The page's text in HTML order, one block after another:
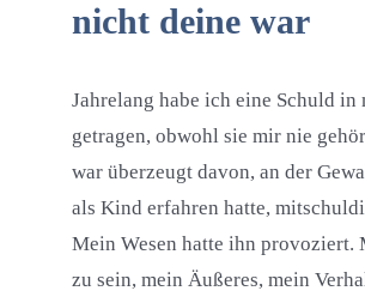
nicht deine war
Jahrelang habe ich eine Schuld in
getragen, obwohl sie mir nie
war überzeugt davon, an der
als Kind erfahren hatte,
Mein Wesen hatte ihn provoziert.
zu sein, mein Äußeres, mein